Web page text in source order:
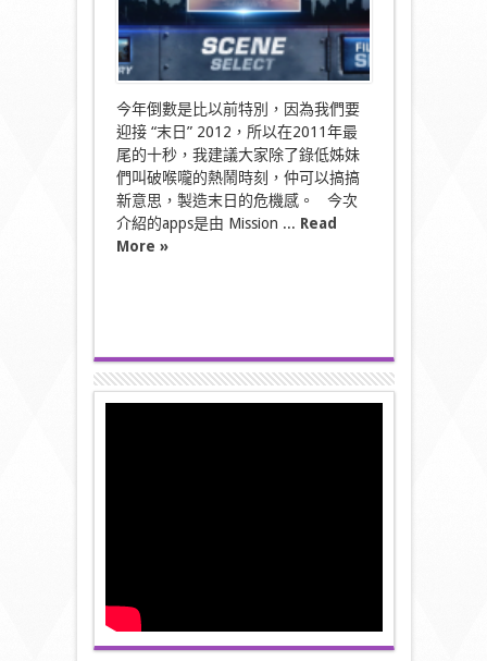
今年倒數是比以前特別，因為我們要
迎接 “末日” 2012，所以在2011年最
尾的十秒，我建議大家除了錄低姊妹
們叫破喉嚨的熱鬧時刻，仲可以搞搞
新意思，製造末日的危機感。 今次
介紹的apps是由 Mission ... Read
More »